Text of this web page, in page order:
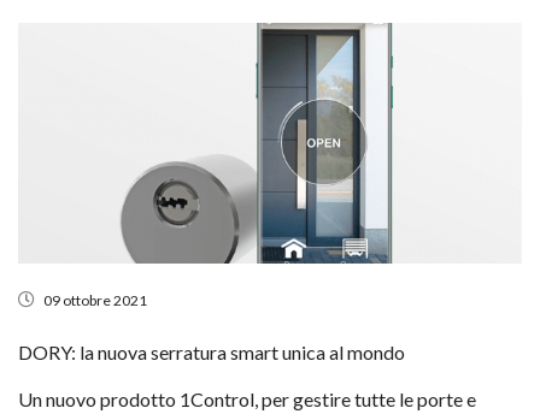
09 ottobre 2021
DORY: la nuova serratura smart unica al mondo
Un nuovo prodotto 1Control, per gestire tutte le porte e